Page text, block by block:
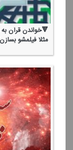
🔻خواندن قرآن
مثلا فیلمشو